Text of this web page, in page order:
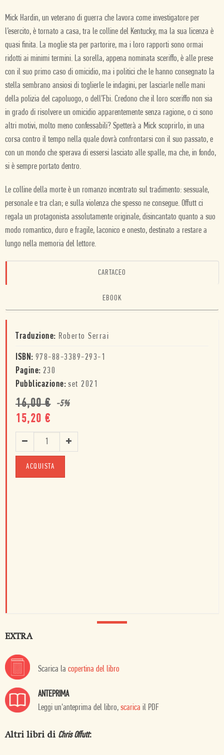
Mick Hardin, un veterano di guerra che lavora come investigatore per
l’esercito, è tornato a casa, tra le colline del Kentucky, ma la sua licenza è
quasi finita. La moglie sta per partorire, ma i loro rapporti sono ormai
ridotti ai minimi termini. La sorella, appena nominata sceriffo, è alle prese
con il suo primo caso di omicidio, ma i politici che le hanno consegnato la
stella sembrano ansiosi di toglierle le indagini, per lasciarle nelle mani
della polizia del capoluogo, o dell’Fbi. Credono che il loro sceriffo non sia
in grado di risolvere un omicidio apparentemente senza ragione, o ci sono
altri motivi, molto meno confessabili? Spetterà a Mick scoprirlo, in una
corsa contro il tempo nella quale dovrà confrontarsi con il suo passato, e
con un mondo che sperava di essersi lasciato alle spalle, ma che, in fondo,
si è sempre portato dentro.
Le colline della morte è un romanzo incentrato sul tradimento: sessuale,
personale e tra clan; e sulla violenza che spesso ne consegue. Offutt ci
regala un protagonista assolutamente originale, disincantato quanto a suo
modo romantico, duro e fragile, laconico e onesto, destinato a restare a
lungo nella memoria del lettore.
CARTACEO
EBOOK
Traduzione: Roberto Serrai
ISBN: 978-88-3389-293-1
Pagine: 230
Pubblicazione: set 2021
16,00€ -5%
15,20 €
ACQUISTA
EXTRA
Scarica la copertina del libro
ANTEPRIMA
Leggi un'anteprima del libro, scarica il PDF
Altri libri di Chris Offutt: